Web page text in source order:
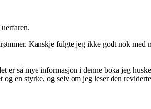
Kanskje fulgte jeg ikke godt nok med
så mye informasjon i denne boka jeg
en styrke, og selv om jeg leser den